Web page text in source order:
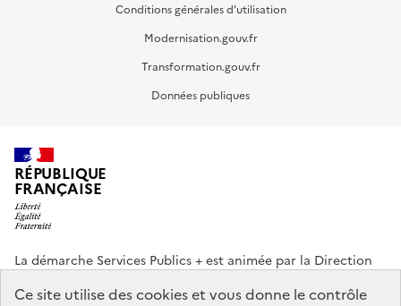
Conditions générales d’utilisation
Modernisation.gouv.fr
Transformation.gouv.fr
Données publiques
RÉPUBLIQUE
FRANÇAISE
La démarche Services Publics + est animée par la Direction
Ce site utilise des cookies et vous donne le contrôle